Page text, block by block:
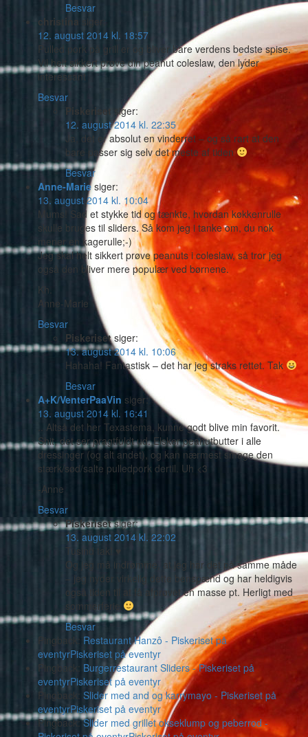
Besvar
christina
siger:
12. august 2014 kl. 18:57
Pulled pork på grill er og bliver bare verdens bedste spise.
Vil helt sikkert prøve din peanut coleslaw, den lyder
interessant
Besvar
Piskeriset
siger:
12. august 2014 kl. 22:35
Ja, det er absolut en vinderret – og så rart at den
bare passer sig selv det meste af tiden
Besvar
Anne-Marie siger:
13. august 2014 kl. 10:04
Mums! Sad et stykke tid og tænkte, hvordan køkkenrulle
skulle bruges til sliders. Så kom jeg i tanke om, du nok
mener en kagerulle;-)
Jeg skal helt sikkert prøve peanuts i coleslaw, så tror jeg
også den bliver mere populær ved børnene.
Kh.
Anne-Marie
Besvar
Piskeriset siger:
13. august 2014 kl. 10:06
Hahaha! Fantastisk – det har jeg straks rettet. Tak
Besvar
A+K/VenterPaaVin siger:
13. august 2014 kl. 16:41
.. Altså det her Texastema, kunne godt blive min favorit.
Shit, det ser pragtfuldt ud. Elsker peanutbutter i alle
dressinger (og alt andet), og kan nærmest smage den
stærk/sød/salte pulledpork dertil. Uh <3
-Anne
Besvar
Piskeriset siger:
13. august 2014 kl. 22:02
Tusind tak! ♥
Og jeg må indrømme, at jeg har det på samme måde
– jeg nyder virkelig dette benspænd og har heldigvis
også tiden til at få afprøvet en masse pt. Herligt med
sommerferie
Besvar
Pingback: Restaurant Hanzô - Piskeriset på
eventyrPiskeriset på eventyr
Pingback: Burgerrestaurant Sliders - Piskeriset på
eventyrPiskeriset på eventyr
Pingback: Slider med and og karrymayo - Piskeriset på
eventyrPiskeriset på eventyr
Pingback:Slider med grillet okseklump og peberrod -